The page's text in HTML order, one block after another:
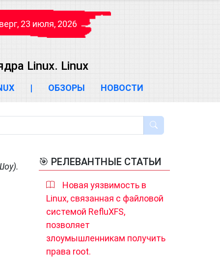
23 июля, 2026
Linux. Linux
| ОБЗОРЫ НОВОСТИ
🎯 РЕЛЕВАНТНЫЕ СТАТЬИ
Новая уязвимость в
Linux, связанная с файловой
системой RefluXFS,
позволяет
злоумышленникам получить
права root.